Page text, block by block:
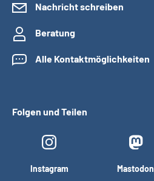
Nachricht schreiben
Beratung
Alle Kontaktmöglichkeiten
Folgen und Teilen
Instagram Mastodon